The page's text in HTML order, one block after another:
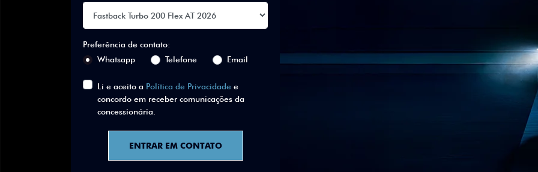
Preferência de contato:
Whatsapp
Telefone Email
Li e aceito a Política de Privacidade e
concordo em receber comunicações da
concessionária.
ENTRAR EM CONTATO